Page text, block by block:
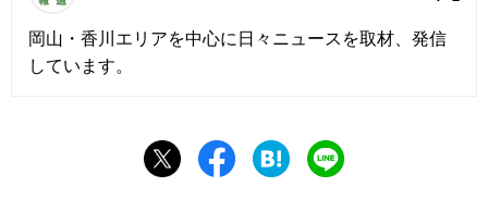
岡山・香川エリアを中心に日々ニュースを取材、発信
しています。